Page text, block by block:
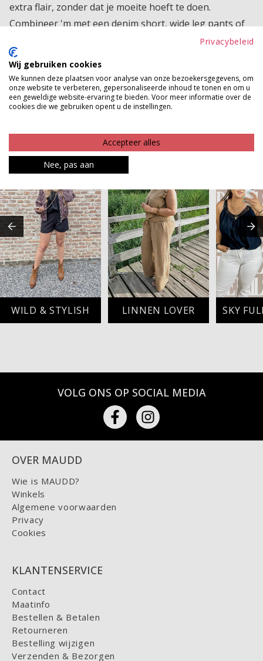
extra flair, zonder dat je moeite hoeft te doen.
Combineer 'm met een denim short, wide leg pants of
maxi skirt en je outfit is instant aan. Comfy, vrouwelijk
én boho chic? Yes please!
Product kenmerken
Betaalinformatie
MAAK JE LOOK COMPLEET
WILD & STYLISH LINNEN LOVER SKY
VOLG ONS OP SOCIAL MEDIA
OVER MAUDD
Wie is MAUDD?
Winkels
Algemene voorwaarden
Privacy
Cookies
KLANTENSERVICE
Contact
Maatinfo
Bestellen & Betalen
Retourneren
Bestelling wijzigen
Verzenden & Bezorgen
Privacybeleid
Wij gebruiken cookies
We kunnen deze plaatsen voor analyse van onze bezoekersgegevens, om
onze website te verbeteren, gepersonaliseerde inhoud te tonen en om u
een geweldige website-ervaring te bieden. Voor meer informatie over de
cookies die we gebruiken opent u de instellingen.
Accepteer alles
Nee, pas aan